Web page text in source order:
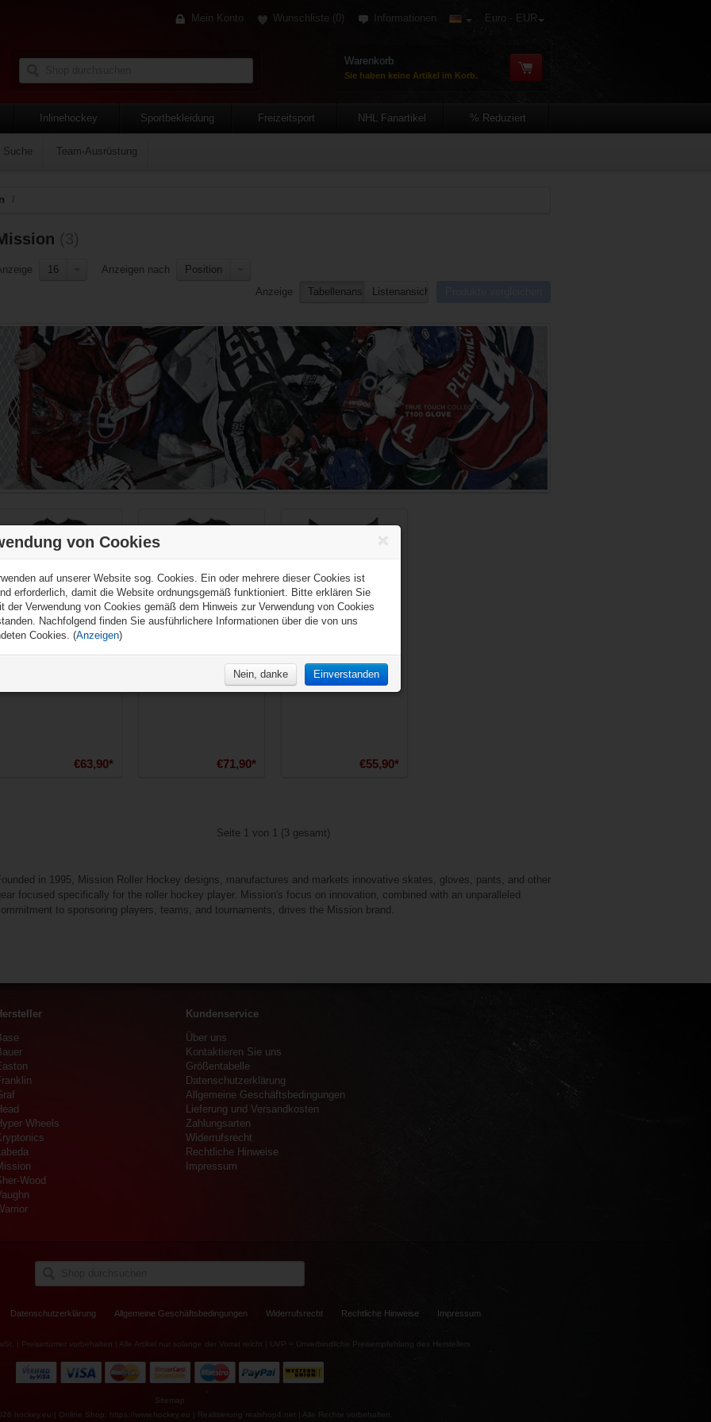
Mein Konto Wunschliste (0) Informationen Euro - EUR
Warenkorb
Sie haben keine Artikel im Korb.
Suche Team-Ausrüstung
Inlinehockey Sportbekleidung Freizeitsport NHL Fanartikel % Reduziert
16 Anzeigen nach
Position
Anzeige
TabellenansichtListenansicht
€63,90*
auf die Vergleichsliste
Protective Shirt Senior
€71,90*
auf die Vergleichsliste
Girdle Core Junior
€55,90*
auf die Vergleichsliste
Seite 1 von 1 (3 gesamt)
in 1995, Mission Roller Hockey designs, manufactures and markets innovative skates, gloves, pants, and other
focused specifically for the roller hockey player. Mission's focus on innovation, combined with an unparalleled
to sponsoring players, teams, and tournaments, drives the Mission brand.
von Cookies
auf unserer Website sog. Cookies. Ein oder mehrere dieser Cookies ist
erforderlich, damit die Website ordnungsgemäß funktioniert. Bitte erklären Sie
der Verwendung von Cookies gemäß dem Hinweis zur Verwendung von Cookies
Nachfolgend finden Sie ausführlichere Informationen über die von uns
Cookies. (Anzeigen)
Einverstanden
Nein, danke
Wheels
Wood
Kundenservice
Über uns
Kontaktieren Sie uns
Größentabelle
Datenschutzerklärung
Allgemeine Geschäftsbedingungen
Lieferung und Versandkosten
Zahlungsarten
Widerrufsrecht
Rechtliche Hinweise
Impressum
Datenschutzerklärung Allgemeine Geschäftsbedingungen Widerrufsrecht Rechtliche Hinweise Impressum
| Preisirrtümer vorbehalten | Alle Artikel nur solange der Vorrat reicht | UVP = Unverbindliche Preisempfehlung des Herstellers
Sitemap
hockey.eu | Online Shop: https://www.hockey.eu | Realisierung
realshop4.net | Alle Rechte vorbehalten.